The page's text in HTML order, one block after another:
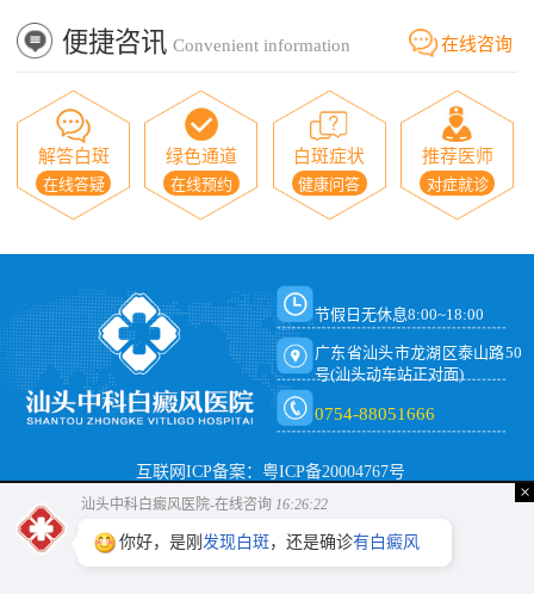
便捷咨讯 Convenient information 在线咨询
解答白斑
在线答疑
绿色通道
在线预约
白斑症状
健康问答
推荐医师
对症就诊
节假日无休息8:00~18:00
广东省汕头市龙湖区泰山路50
号(汕头动车站正对面)
0754-88051666
互联网ICP备案：粤ICP备20004767号
×
汕头中科白癜风医院-在线咨询 16:26:22
你好，是刚 发现白斑 ，还是确诊有白癜风